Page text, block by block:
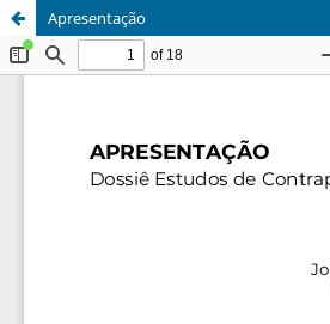
Apresentação